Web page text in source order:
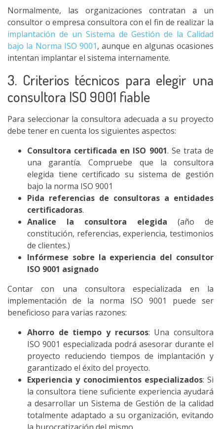
Normalmente, las organizaciones contratan a un
consultor o empresa consultora con el fin de realizar la
implantación de un Sistema de Gestión de la Calidad
bajo la Norma ISO 9001, aunque en algunas ocasiones
intentan implantar el sistema internamente.
3. Criterios técnicos para elegir una
consultora ISO 9001 fiable
Para seleccionar la consultora adecuada a su proyecto
debe tener en cuenta los siguientes aspectos:
Consultora certificada en ISO 9001. Se trata de
una garantía. Compruebe que la consultora
elegida tiene certificado su sistema de gestión
bajo la norma ISO 9001
Pida referencias de consultoras a entidades
certificadoras.
Analice la consultora elegida (año de
constitución, referencias, experiencia, testimonios
de clientes.)
Infórmese sobre la experiencia del consultor
ISO 9001 asignado
Contar con una consultora especializada en la
implementación de la norma ISO 9001 puede ser
beneficioso para varias razones:
Ahorro de tiempo y recursos: Una consultora
ISO 9001 especializada podrá asesorar durante el
proyecto reduciendo tiempos de implantación y
garantizado el éxito del proyecto.
Experiencia y conocimientos especializados: Si
la consultora tiene suficiente experiencia ayudará
a desarrollar un Sistema de Gestión de la calidad
totalmente adaptado a su organización, evitando